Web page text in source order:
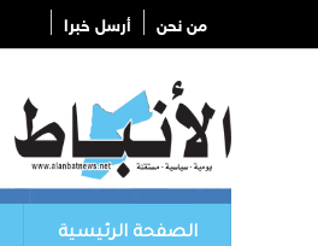
من نحن أرسل خبرا
الصفحة الرئيسية